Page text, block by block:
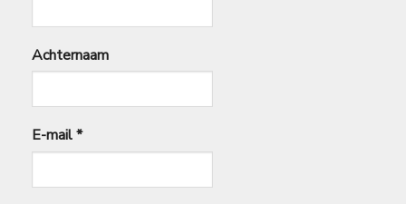
Achternaam
E-mail*